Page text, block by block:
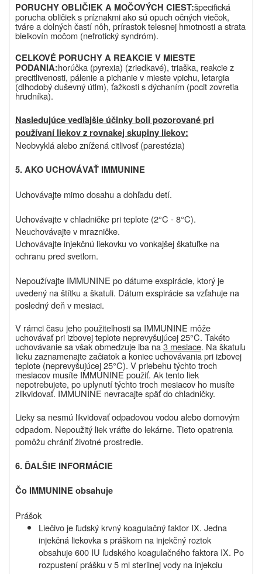
PORUCHY OBLIČIEK A MOČOVÝCH CIEST:špecifická
porucha obličiek s príznakmi ako sú opuch očných viečok,
tváre a dolných častí nôh, prírastok telesnej hmotnosti a strata
bielkovín močom (nefrotický syndróm).
CELKOVÉ PORUCHY A REAKCIE V MIESTE
PODANIA:horúčka (pyrexia) (zriedkavé), triaška, reakcie z
precitlivenosti, pálenie a pichanie v mieste vpichu, letargia
(dlhodobý duševný útlm), ťažkosti s dýchaním (pocit zovretia
hrudníka).
Nasledujúce vedľajšie účinky boli pozorované pri
používaní liekov z rovnakej skupiny liekov:
Neobvyklá alebo znížená citlivosť (parestézia)
5. AKO UCHOVÁVAŤ IMMUNINE
Uchovávajte mimo dosahu a dohľadu detí.
Uchovávajte v chladničke pri teplote (2°C ‑ 8°C).
Neuchovávajte v mrazničke.
Uchovávajte injekčnú liekovku vo vonkajšej škatuľke na
ochranu pred svetlom.
Nepoužívajte IMMUNINE po dátume exspirácie, ktorý je
uvedený na štítku a škatuli. Dátum exspirácie sa vzťahuje na
posledný deň v mesiaci.
V rámci času jeho použiteľnosti sa IMMUNINE môže
uchovávať pri izbovej teplote neprevyšujúcej 25°C. Takéto
uchovávanie sa však obmedzuje iba na3 mesiace. Na škatuľu
lieku zaznamenajte začiatok a koniec uchovávania pri izbovej
teplote (neprevyšujúcej 25°C). V priebehu týchto troch
mesiacov musíte IMMUNINE použiť. Ak tento liek
nepotrebujete, po uplynutí týchto troch mesiacov ho musíte
zlikvidovať. IMMUNINE nevracajte späť do chladničky.
Lieky sa nesmú likvidovať odpadovou vodou alebo domovým
odpadom. Nepoužitý liek vráťte do lekárne. Tieto opatrenia
pomôžu chrániť životné prostredie.
6. ĎALŠIE INFORMÁCIE
Čo IMMUNINE obsahuje
Prášok
Liečivo je ľudský krvný koagulačný faktor IX. Jedna
injekčná liekovka s práškom na injekčný roztok
obsahuje 600 IU ľudského koagulačného faktora IX. Po
rozpustení prášku v 5 ml sterilnej vody na injekciu